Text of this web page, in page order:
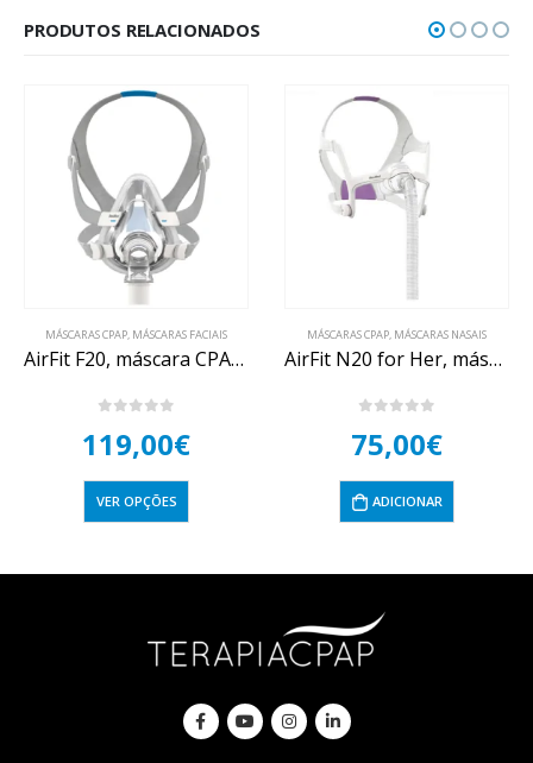
PRODUTOS RELACIONADOS
MÁSCARAS CPAP, MÁSCARAS FACIAIS
AirFit F20, máscara CPAP ResMed
119,00€
VER OPÇÕES
MÁSCARAS CPAP, MÁSCARAS NASAIS
AirFit N20 for Her, máscara nasal CPAP ResMed
75,00€
ADICIONAR